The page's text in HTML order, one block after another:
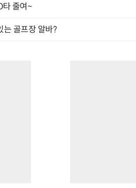
줄여~
골프장 알바?